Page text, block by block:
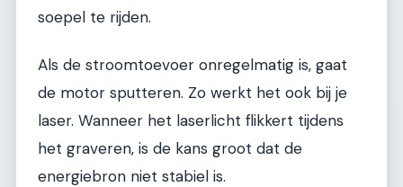
soepel te rijden.
Als de stroomtoevoer onregelmatig is, gaat
de motor sputteren. Zo werkt het ook bij je
laser. Wanneer het laserlicht flikkert tijdens
het graveren, is de kans groot dat de
energiebron niet stabiel is.